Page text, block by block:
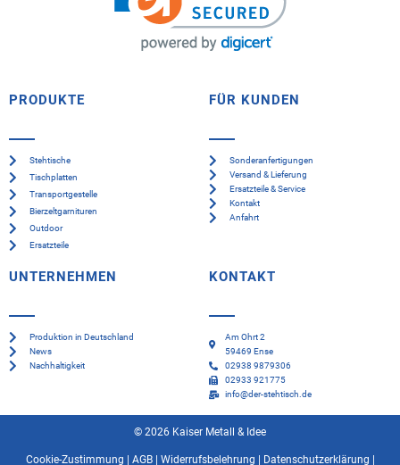
PRODUKTE
Stehtische
Tischplatten
Transportgestelle
Bierzeltgarnituren
Outdoor
Ersatzteile
FÜR KUNDEN
Sonderanfertigungen
Versand & Lieferung
Ersatzteile & Service
Kontakt
Anfahrt
UNTERNEHMEN
Produktion in Deutschland
News
Nachhaltigkeit
KONTAKT
Am Ohrt 2
59469 Ense
02938 9879306
02933 921775
info@der-stehtisch.de
© 2026 Kaiser Metall & Idee
Cookie-Zustimmung AGB| Widerrufsbelehrung Datenschutzerklärung